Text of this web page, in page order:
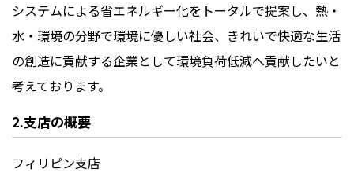
システムによる省エネルギー化をトータルで提案し、熱・
水・環境の分野で環境に優しい社会、きれいで快適な生活
の創造に貢献する企業として環境負荷低減へ貢献したいと
考えております。
2.支店の概要
フィリピン支店